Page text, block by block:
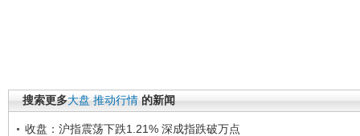
搜索更多大盘 推动行情 的新闻
收盘：沪指震荡下跌1.21% 深成指跌破万点